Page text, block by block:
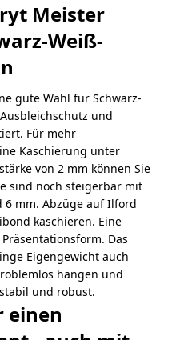
Meister
Weiß-
gute Wahl für Schwarz-
und
Für mehr
Kaschierung unter
von 2 mm können Sie
sind noch steigerbar mit
6 mm. Abzüge auf Ilford
kaschieren. Eine
Das
Eigengewicht auch
hängen und
und robust.
einen